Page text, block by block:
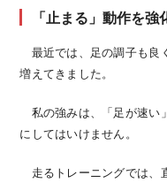
「止まる」動作を強
最近では、足の調子も良
増えてきました。
私の強みは、「足が速い
にしてはいけません。
走るトレーニングでは、